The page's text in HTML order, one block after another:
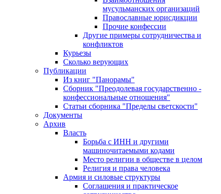
мусульманских организаций
Православные юрисдикции
Прочие конфессии
Другие примеры сотрудничества и
конфликтов
Курьезы
Сколько верующих
Публикации
Из книг "Панорамы"
Сборник "Преодолевая государственно -
конфессиональные отношения"
Статьи сборника "Пределы светскости"
Документы
Архив
Власть
Борьба с ИНН и другими
машиночитаемыми кодами
Место религии в обществе в целом
Религия и права человека
Армия и силовые структуры
Соглашения и практическое